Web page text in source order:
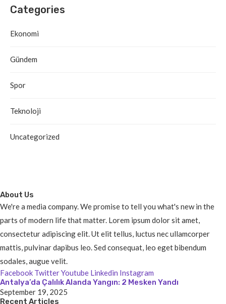
Categories
Ekonomi
Gündem
Spor
Teknoloji
Uncategorized
About Us
We're a media company. We promise to tell you what's new in the
parts of modern life that matter. Lorem ipsum dolor sit amet,
consectetur adipiscing elit. Ut elit tellus, luctus nec ullamcorper
mattis, pulvinar dapibus leo. Sed consequat, leo eget bibendum
sodales, augue velit.
Facebook TwitterYoutube Linkedin Instagram
Antalya’da Çalılık Alanda Yangın: 2 Mesken Yandı
September 19, 2025
Recent Articles